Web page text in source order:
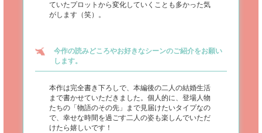
ていたプロットから変化していくことも多かった気
がします（笑）。
今作の読みどころやお好きなシーンのご紹介をお願い
します。
本作は完全書き下ろしで、本編後の二人の結婚生活
まで書かせていただきました。個人的に、登場人物
たちの「物語のその先」まで見届けたいタイプなの
で、幸せな時間を過ごす二人の姿も楽しんでいただ
けたら嬉しいです！